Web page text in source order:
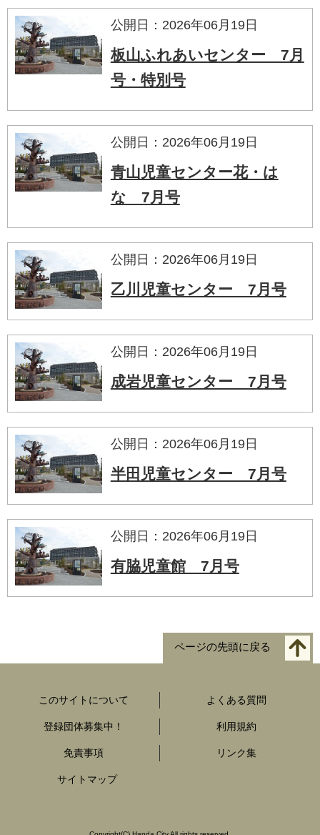
公開日：2026年06月19日
板山ふれあいセンター 7月
号・特別号
公開日：2026年06月19日
青山児童センター花・は
な 7月号
公開日：2026年06月19日
乙川児童センター 7月号
公開日：2026年06月19日
成岩児童センター 7月号
公開日：2026年06月19日
半田児童センター 7月号
公開日：2026年06月19日
有脇児童館 7月号
ページの先頭に戻る
このサイトについて よくある質問
登録団体募集中！ 利用規約
免責事項 リンク集
サイトマップ